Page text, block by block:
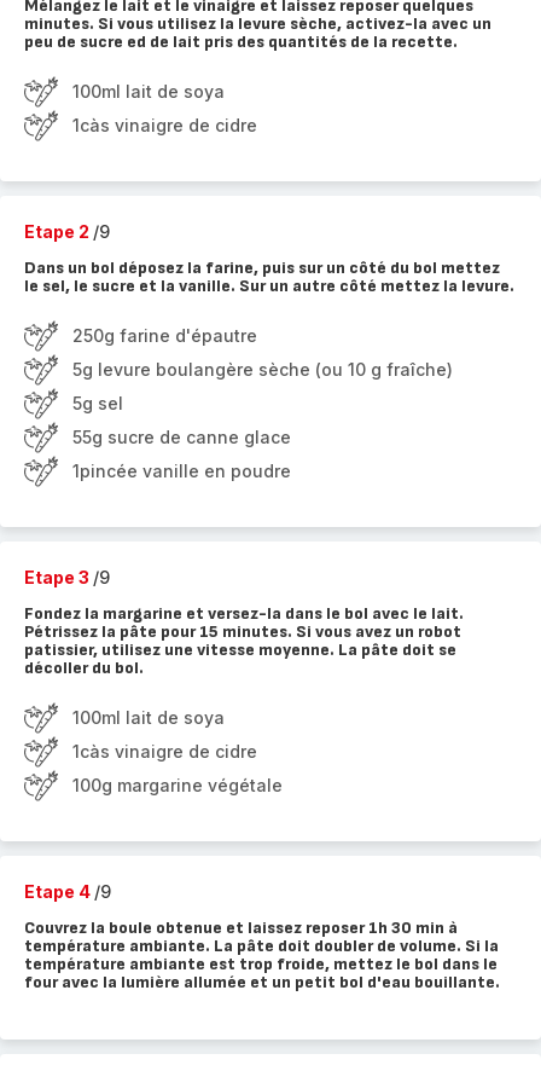
Mélangez le lait et le vinaigre et laissez reposer quelques
minutes. Si vous utilisez la levure sèche, activez-la avec un
peu de sucre ed de lait pris des quantités de la recette.
100ml lait de soya
1càs vinaigre de cidre
Etape 2 /9
Dans un bol déposez la farine, puis sur un côté du bol mettez
le sel, le sucre et la vanille. Sur un autre côté mettez la levure.
250g farine d'épautre
5g levure boulangère sèche (ou 10 g fraîche)
5g sel
55g sucre de canne glace
1pincée vanille en poudre
Etape 3 /9
Fondez la margarine et versez-la dans le bol avec le lait.
Pétrissez la pâte pour 15 minutes. Si vous avez un robot
patissier, utilisez une vitesse moyenne. La pâte doit se
décoller du bol.
100ml lait de soya
1càs vinaigre de cidre
100g margarine végétale
Etape 4 /9
Couvrez la boule obtenue et laissez reposer 1h 30 min à
température ambiante. La pâte doit doubler de volume. Si la
température ambiante est trop froide, mettez le bol dans le
four avec la lumière allumée et un petit bol d'eau bouillante.